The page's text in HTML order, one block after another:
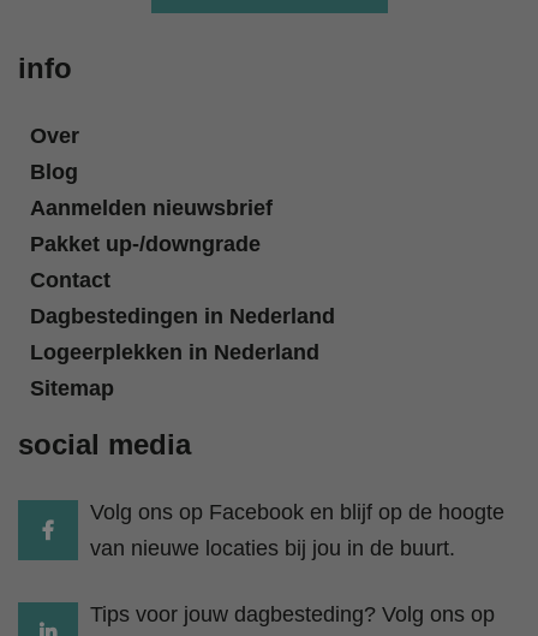
info
Over
Blog
Aanmelden nieuwsbrief
Pakket up-/downgrade
Contact
Dagbestedingen in Nederland
Logeerplekken in Nederland
Sitemap
social media
Volg ons op Facebook en blijf op de hoogte
van nieuwe locaties bij jou in de buurt.
Tips voor jouw dagbesteding? Volg ons op